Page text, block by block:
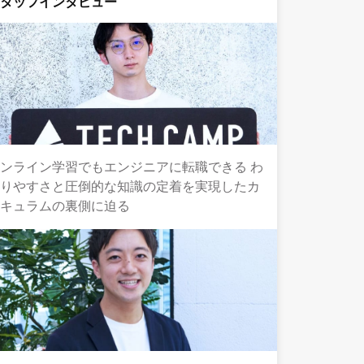
ライン学習でもエンジニアに転職できる わ
やすさと圧倒的な知識の定着を実現したカ
ュラムの裏側に迫る